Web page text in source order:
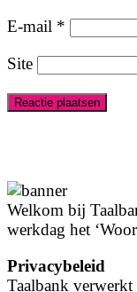
E-mail *
Site
Welkom bij
werkdag het
Privacybeleid
Taalbank verwerkt